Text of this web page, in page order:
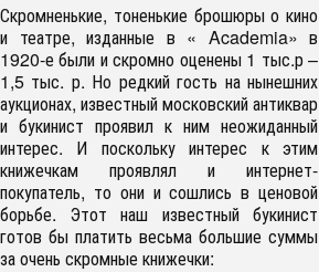
Скромненькие, тоненькие брошюры о кино
и театре, изданные в « Academia» в
1920-е были и скромно оценены 1 тыс.р –
1,5 тыс. р. Но редкий гость на нынешних
аукционах, известный московский антиквар
и букинист проявил к ним неожиданный
интерес. И поскольку интерес к этим
книжечкам проявлял и интернет-
покупатель, то они и сошлись в ценовой
борьбе. Этот наш известный букинист
готов бы платить весьма большие суммы
за очень скромные книжечки: